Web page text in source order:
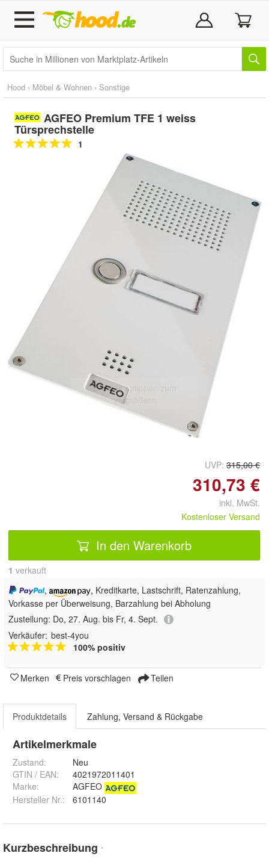
Hood › Möbel & Wohnen › Sonstige
AGFEO Premium TFE 1 weiss
Türsprechstelle
1
Doppelt antippen zum
vergrößern
UVP: 315,00 €
310,73 €
inkl. MwSt.
Kostenloser Versand
In den Warenkorb
1 verkauft
,
, Kreditkarte, Lastschrift, Ratenzahlung,
Vorkasse per Überweisung, Barzahlung bei Abholung
Zustellung: Do, 27. Aug. bis Fr, 4. Sept.
Verkäufer: best-4you
100% positiv
Merken Preis vorschlagen Teilen
Produktdetails Zahlung, Versand & Rückgabe
Artikelmerkmale
Zustand:
Neu
GTIN / EAN:
4021972011401
Marke:
AGFEO
Hersteller Nr.:
6101140
Kurzbeschreibung *